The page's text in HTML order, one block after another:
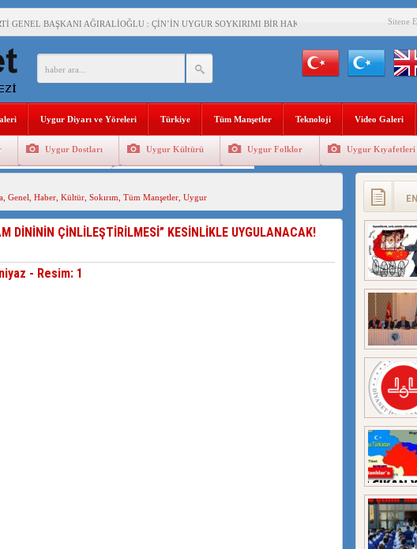
GENEL BAŞKANI AĞIRALİOĞLU : ÇİN’İN UYGUR SOYKIRIMI BİR HAKİKATTIR!
TÜRKİSTAN’DAKİ UYGULAMALARI SİSTEMATİK POSTMODERN BİR SOYKIRIMDIR!
BAŞKANI DOÇ.DR.KAAN : DOĞU TÜRKİSTAN BİZİM KIRMIZI ÇİZGİMİZDİR!”
YARAMIZ : ÇİN İŞGALİNDEKİ DOĞU TÜRKİSTAN
POLİTİKALARINI ÖVEN DİYANET AKADEMİSİ BAŞKANI’NA TEPKİLER SÜRÜYOR
BÜYÜKELÇİSİ JİANG’İN TRABZON ZİYARETİ
“FETİHLER SULTANI MEHMET”DİZİSİNE GARİP SANSÜR VE HADSIZ İHTAR
TÜRKİSTAN’DA EN AZ 143 BİN UYGUR ÇOCUĞU AİLELERİNDEN KOPARDI
Sitene
Uygur Diyarı ve Yöreleri Türkiye Tüm Manşetler Teknoloji Video Galeri
Uygur Dostları Uygur Kültürü Uygur Folklor Uygur Kıyafetleri
, Genel Haber, Kültür, Sokırım Tüm Manşetler, Uygur
DİNİNİN ÇİNLİLEŞTİRİLMESİ” KESİNLİKLE UYGULANACAK!